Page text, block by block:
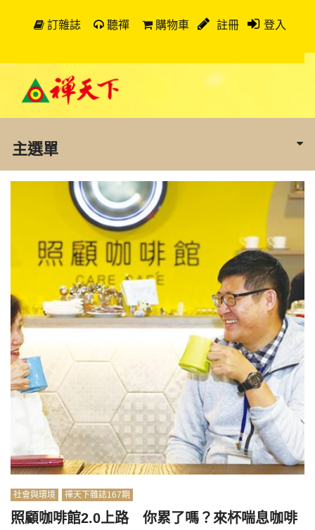
訂雜誌 聽禪 購物車 註冊 登入
主選單
社會與環境 禪天下雜誌167期
照顧咖啡館2.0上路 你累了嗎？來杯喘息咖啡